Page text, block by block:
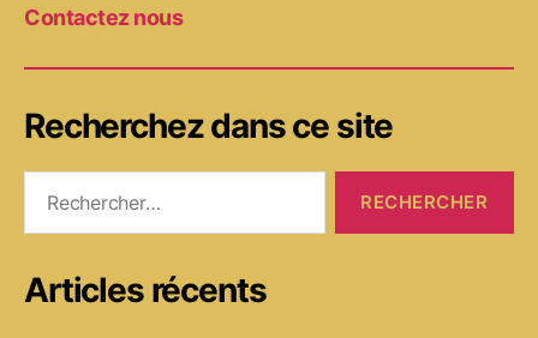
Contactez nous
Recherchez dans ce site
Articles récents